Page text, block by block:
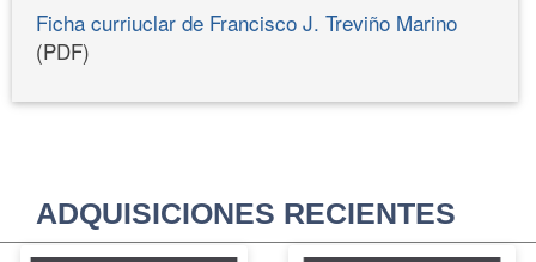
Ficha curriuclar de Francisco J. Treviño Marino
(PDF)
ADQUISICIONES RECIENTES